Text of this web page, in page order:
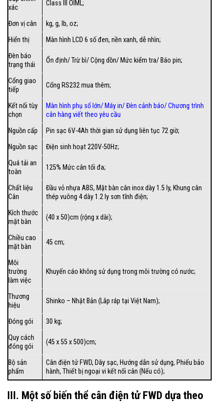
xác
Class III OIML;
Đơn vị cân
kg, g, lb, oz;
Hiển thị
Màn hình LCD 6 số đen, nền xanh, dễ nhìn;
Đèn báo
trạng thái
Ổn định/ Trừ bì/ Cộng dồn/ Mức kiểm tra/ Báo pin;
Cổng giao
tiếp
Cổng RS232 mua thêm;
Kết nối tùy
chọn
Màn hình phụ số lớn/ Máy in/Đèn cảnh báo/Chương trình
cân hàng viết theo yêu cầu
Nguồn cấp
Pin sạc 6V-4Ah thời gian sử dụng liên tục 72 giờ;
Nguồn sạc
Điện sinh hoạt 220V-50Hz;
Quá tải an
toàn
125% Mức cân tối đa;
Chất liệu
Cân
Đầu vỏ nhựa ABS, Mặt bàn cân inox dày 1.5 ly, Khung cân
thép vuông 4 dày 1.2 ly sơn tĩnh điện;
Kích thước
mặt bàn
(40 x 50)cm (rộng x dài);
Chiều cao
mặt bàn
45 cm;
Môi
trường
làm việc
Khuyến cáo không sử dụng trong môi trường có nước;
Thương
hiệu
Shinko – Nhật Bản (Lắp ráp tại Việt Nam);
Đóng gói
30 kg;
Quy cách
đóng gói
(45 x 55 x 500)cm;
Bộ sản
phẩm
Cân điện tử FWD, Dây sạc, Hướng dẫn sử dụng, Phiếu bảo
hành, Thiết bị ngoại vi kết nối cân (Nếu có);
III. Một số biến thể cân điện tử FWD dựa theo